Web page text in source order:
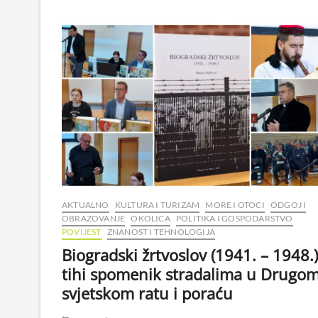
AKTUALNO KULTURA I TURIZAM MORE I OTOCI
ODGOJ I
OBRAZOVANJE OKOLICA
POLITIKA I GOSPODARSTVO
POVIJEST
ZNANOST I TEHNOLOGIJA
Biogradski žrtvoslov (1941. –
tihi spomenik stradalima u
svjetskom ratu i poraću